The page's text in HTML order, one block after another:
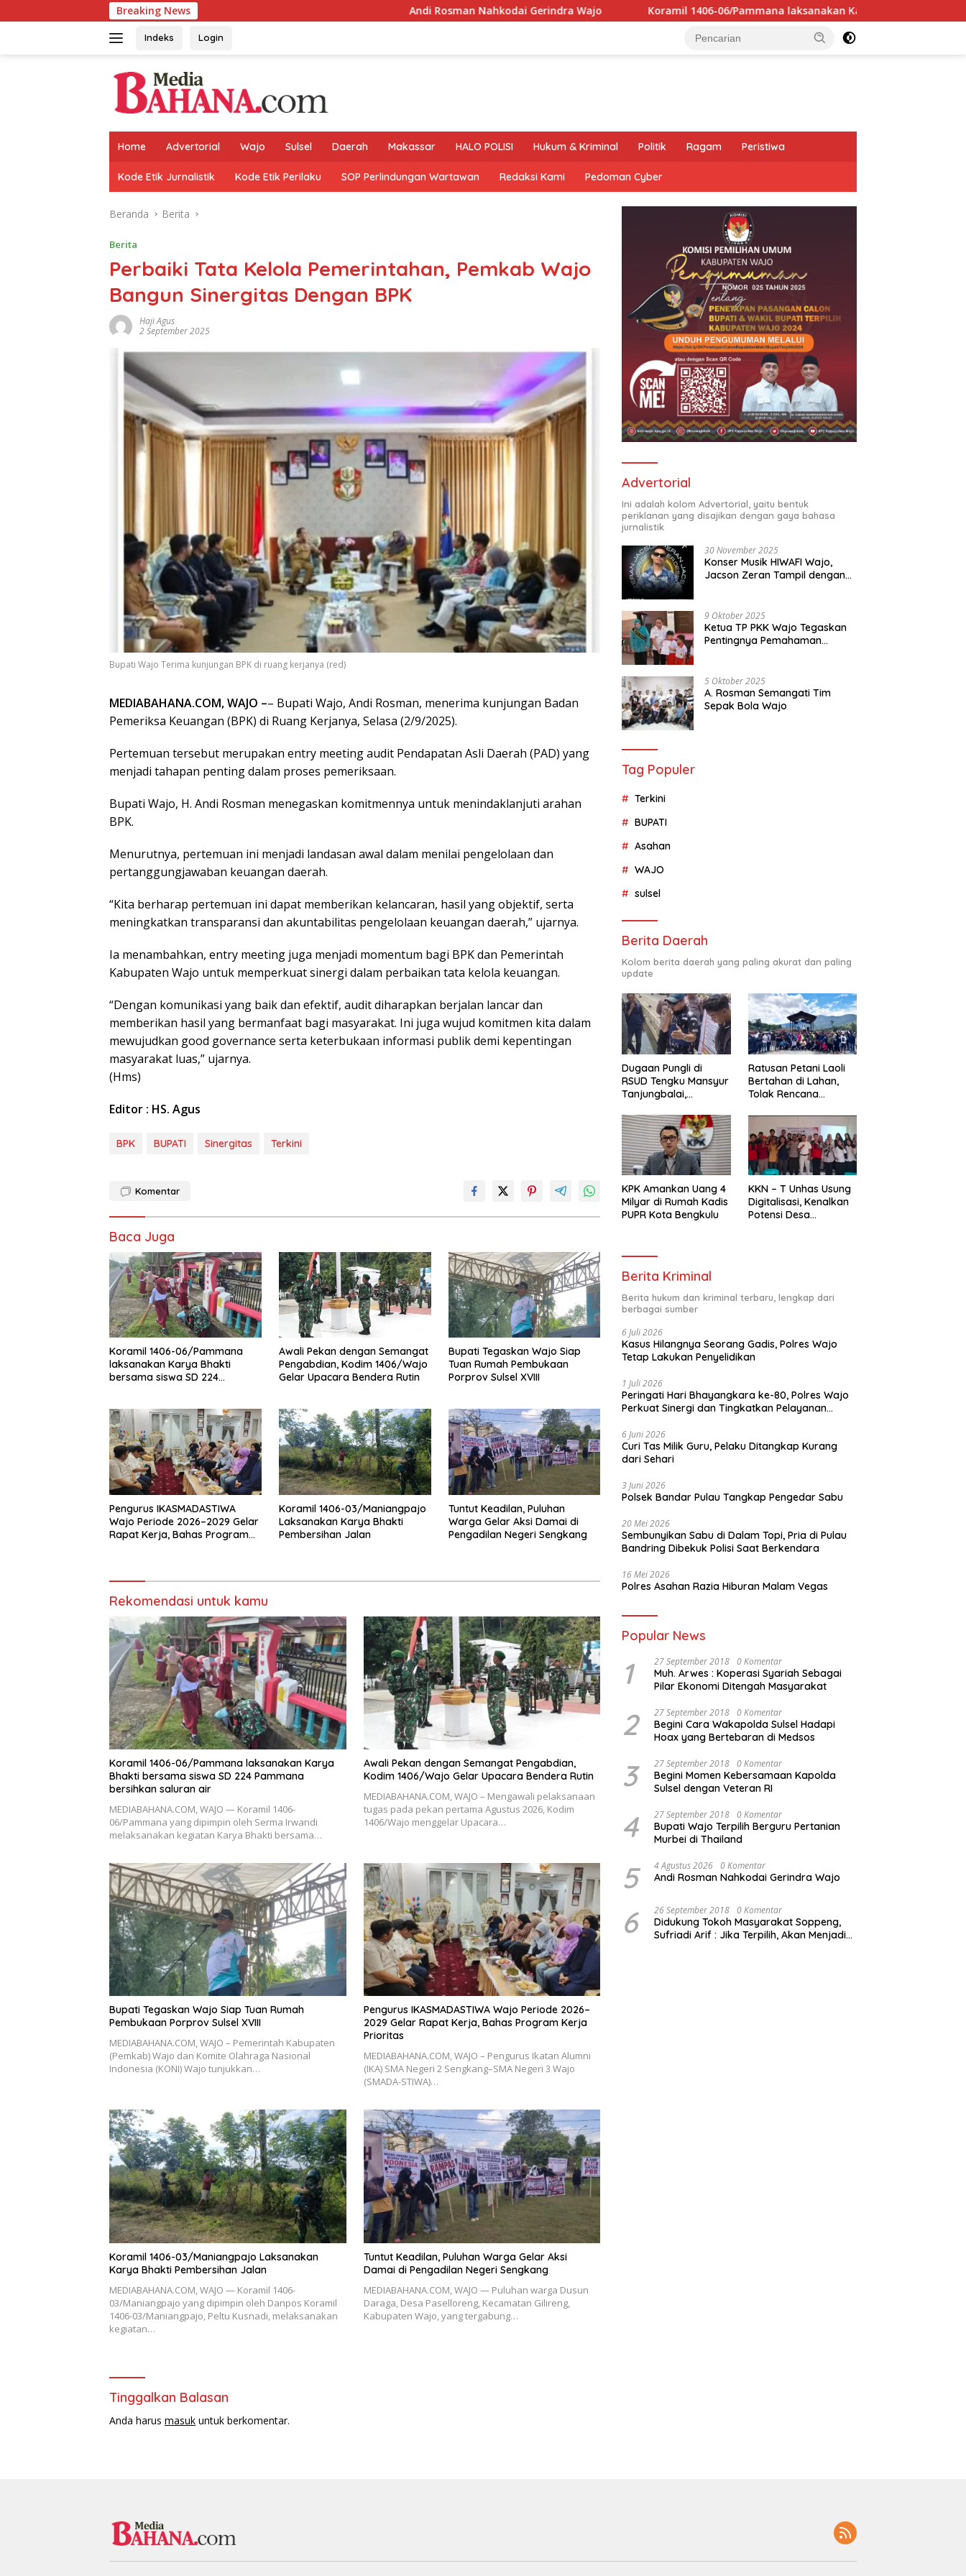
ke
Breaking News Andi Rosman Nahkodai Gerindra Wajo Koramil 1406-06/Pammana laksanakan Karya Bhakti bersama siswa SD 224
Indeks Login
Home Advertorial Wajo Sulsel Daerah Makassar HALO POLISI Hukum & Kriminal Politik Ragam Peristiwa
Kode Etik Jurnalistik Kode Etik Perilaku SOP Perlindungan Wartawan Redaksi Kami Pedoman Cyber
Beranda Berita
Berita
Perbaiki Tata Kelola Pemerintahan, Pemkab Wajo
Bangun Sinergitas Dengan BPK
Haji Agus
2 September 2025
Bupati Wajo Terima kunjungan BPK di ruang kerjanya (red)
MEDIABAHANA.COM, WAJO –– Bupati Wajo, Andi Rosman, menerima kunjungan Badan
Pemeriksa Keuangan (BPK) di Ruang Kerjanya, Selasa (2/9/2025).
Pertemuan tersebut merupakan entry meeting audit Pendapatan Asli Daerah (PAD) yang
menjadi tahapan penting dalam proses pemeriksaan.
Bupati Wajo, H. Andi Rosman menegaskan komitmennya untuk menindaklanjuti arahan
BPK.
Menurutnya, pertemuan ini menjadi landasan awal dalam menilai pengelolaan dan
pertanggungjawaban keuangan daerah.
“Kita berharap pertemuan ini dapat memberikan kelancaran, hasil yang objektif, serta
meningkatkan transparansi dan akuntabilitas pengelolaan keuangan daerah,” ujarnya.
Ia menambahkan, entry meeting juga menjadi momentum bagi BPK dan Pemerintah
Kabupaten Wajo untuk memperkuat sinergi dalam perbaikan tata kelola keuangan.
“Dengan komunikasi yang baik dan efektif, audit diharapkan berjalan lancar dan
memberikan hasil yang bermanfaat bagi masyarakat. Ini juga wujud komitmen kita dalam
mewujudkan good governance serta keterbukaan informasi publik demi kepentingan
masyarakat luas,” ujarnya.
(Hms)
Editor : HS. Agus
BPK BUPATI Sinergitas Terkini
Komentar
Baca Juga
Koramil 1406-06/Pammana
laksanakan Karya Bhakti
bersama siswa SD 224
Awali Pekan dengan Semangat
Pengabdian, Kodim 1406/Wajo
Gelar Upacara Bendera Rutin
Bupati Tegaskan Wajo Siap
Tuan Rumah Pembukaan
Porprov Sulsel XVIII
Pengurus IKASMADASTIWA
Wajo Periode 2026–2029 Gelar
Rapat Kerja, Bahas Program
Koramil 1406-03/Maniangpajo
Laksanakan Karya Bhakti
Pembersihan Jalan
Tuntut Keadilan, Puluhan
Warga Gelar Aksi Damai di
Pengadilan Negeri Sengkang
Rekomendasi untuk kamu
Koramil 1406-06/Pammana laksanakan Karya
Bhakti bersama siswa SD 224 Pammana
bersihkan saluran air
MEDIABAHANA.COM, WAJO — Koramil 1406-
06/Pammana yang dipimpin oleh Serma Irwandi
melaksanakan kegiatan Karya Bhakti bersama…
Awali Pekan dengan Semangat Pengabdian,
Kodim 1406/Wajo Gelar Upacara Bendera Rutin
MEDIABAHANA.COM, WAJO – Mengawali pelaksanaan
tugas pada pekan pertama Agustus 2026, Kodim
1406/Wajo menggelar Upacara…
Bupati Tegaskan Wajo Siap Tuan Rumah
Pembukaan Porprov Sulsel XVIII
MEDIABAHANA.COM, WAJO – Pemerintah Kabupaten
(Pemkab) Wajo dan Komite Olahraga Nasional
Indonesia (KONI) Wajo tunjukkan…
Pengurus IKASMADASTIWA Wajo Periode 2026–
2029 Gelar Rapat Kerja, Bahas Program Kerja
Prioritas
MEDIABAHANA.COM, WAJO – Pengurus Ikatan Alumni
(IKA) SMA Negeri 2 Sengkang–SMA Negeri 3 Wajo
(SMADA-STIWA)…
Koramil 1406-03/Maniangpajo Laksanakan
Karya Bhakti Pembersihan Jalan
MEDIABAHANA.COM, WAJO — Koramil 1406-
03/Maniangpajo yang dipimpin oleh Danpos Koramil
1406-03/Maniangpajo, Peltu Kusnadi, melaksanakan
kegiatan…
Tuntut Keadilan, Puluhan Warga Gelar Aksi
Damai di Pengadilan Negeri Sengkang
MEDIABAHANA.COM, WAJO — Puluhan warga Dusun
Daraga, Desa Paselloreng, Kecamatan Gilireng,
Kabupaten Wajo, yang tergabung…
Tinggalkan Balasan
Anda harus masuk untuk berkomentar.
Advertorial
Ini adalah kolom Advertorial, yaitu bentuk
periklanan yang disajikan dengan gaya bahasa
jurnalistik
30 November 2025
Konser Musik HIWAFI Wajo,
Jacson Zeran Tampil dengan
9 Oktober 2025
Ketua TP PKK Wajo Tegaskan
Pentingnya Pemahaman
5 Oktober 2025
A. Rosman Semangati Tim
Sepak Bola Wajo
Tag Populer
Terkini
BUPATI
Asahan
WAJO
sulsel
Berita Daerah
Kolom berita daerah yang paling akurat dan paling
update
Dugaan Pungli di
RSUD Tengku Mansyur
Tanjungbalai,
Penegak Hukum Usut
Tuntas
Ratusan Petani Laoli
Bertahan di Lahan,
Tolak Rencana
Luwu Timur
KPK Amankan Uang 4
Milyar di Rumah Kadis
PUPR Kota Bengkulu
KKN – T Unhas Usung
Digitalisasi, Kenalkan
Potensi Desa
Berita Kriminal
Berita hukum dan kriminal terbaru, lengkap dari
berbagai sumber
6 Juli 2026
Kasus Hilangnya Seorang Gadis, Polres Wajo
Tetap Lakukan Penyelidikan
1 Juli 2026
Peringati Hari Bhayangkara ke-80, Polres Wajo
Perkuat Sinergi dan Tingkatkan Pelayanan
6 Juni 2026
Curi Tas Milik Guru, Pelaku Ditangkap Kurang
dari Sehari
3 Juni 2026
Polsek Bandar Pulau Tangkap Pengedar Sabu
20 Mei 2026
Sembunyikan Sabu di Dalam Topi, Pria di Pulau
Bandring Dibekuk Polisi Saat Berkendara
16 Mei 2026
Polres Asahan Razia Hiburan Malam Vegas
Popular News
1 27 September 2018 0 Komentar
Muh. Arwes : Koperasi Syariah Sebagai
Pilar Ekonomi Ditengah Masyarakat
2 27 September 2018 0 Komentar
Begini Cara Wakapolda Sulsel Hadapi
Hoax yang Bertebaran di Medsos
3 27 September 2018 0 Komentar
Begini Momen Kebersamaan Kapolda
Sulsel dengan Veteran RI
4 27 September 2018 0 Komentar
Bupati Wajo Terpilih Berguru Pertanian
Murbei di Thailand
5 4 Agustus 2026 0 Komentar
Andi Rosman Nahkodai Gerindra Wajo
6 26 September 2018 0 Komentar
Didukung Tokoh Masyarakat Soppeng,
Sufriadi Arif : Jika Terpilih, Akan Menjadi